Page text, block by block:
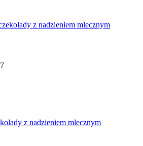
z nadzieniem mlecznym
z nadzieniem mlecznym